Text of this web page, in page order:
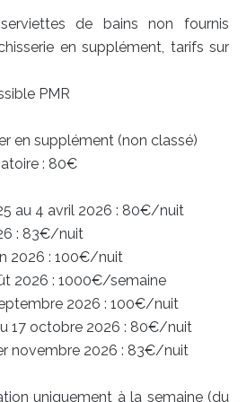
de bains non fournis
en supplément, tarifs sur
PMR
en supplément (non classé)
: 80€
au 4 avril 2026 : 80€/nuit
: 83€/nuit
2026 : 100€/nuit
2026 : 1000€/semaine
2026 : 100€/nuit
17 octobre 2026 : 80€/nuit
novembre 2026 : 83€/nuit
uniquement à la semaine (du